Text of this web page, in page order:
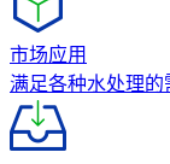
市场应用
满足各种水处理的